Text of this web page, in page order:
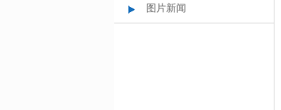
图片新闻